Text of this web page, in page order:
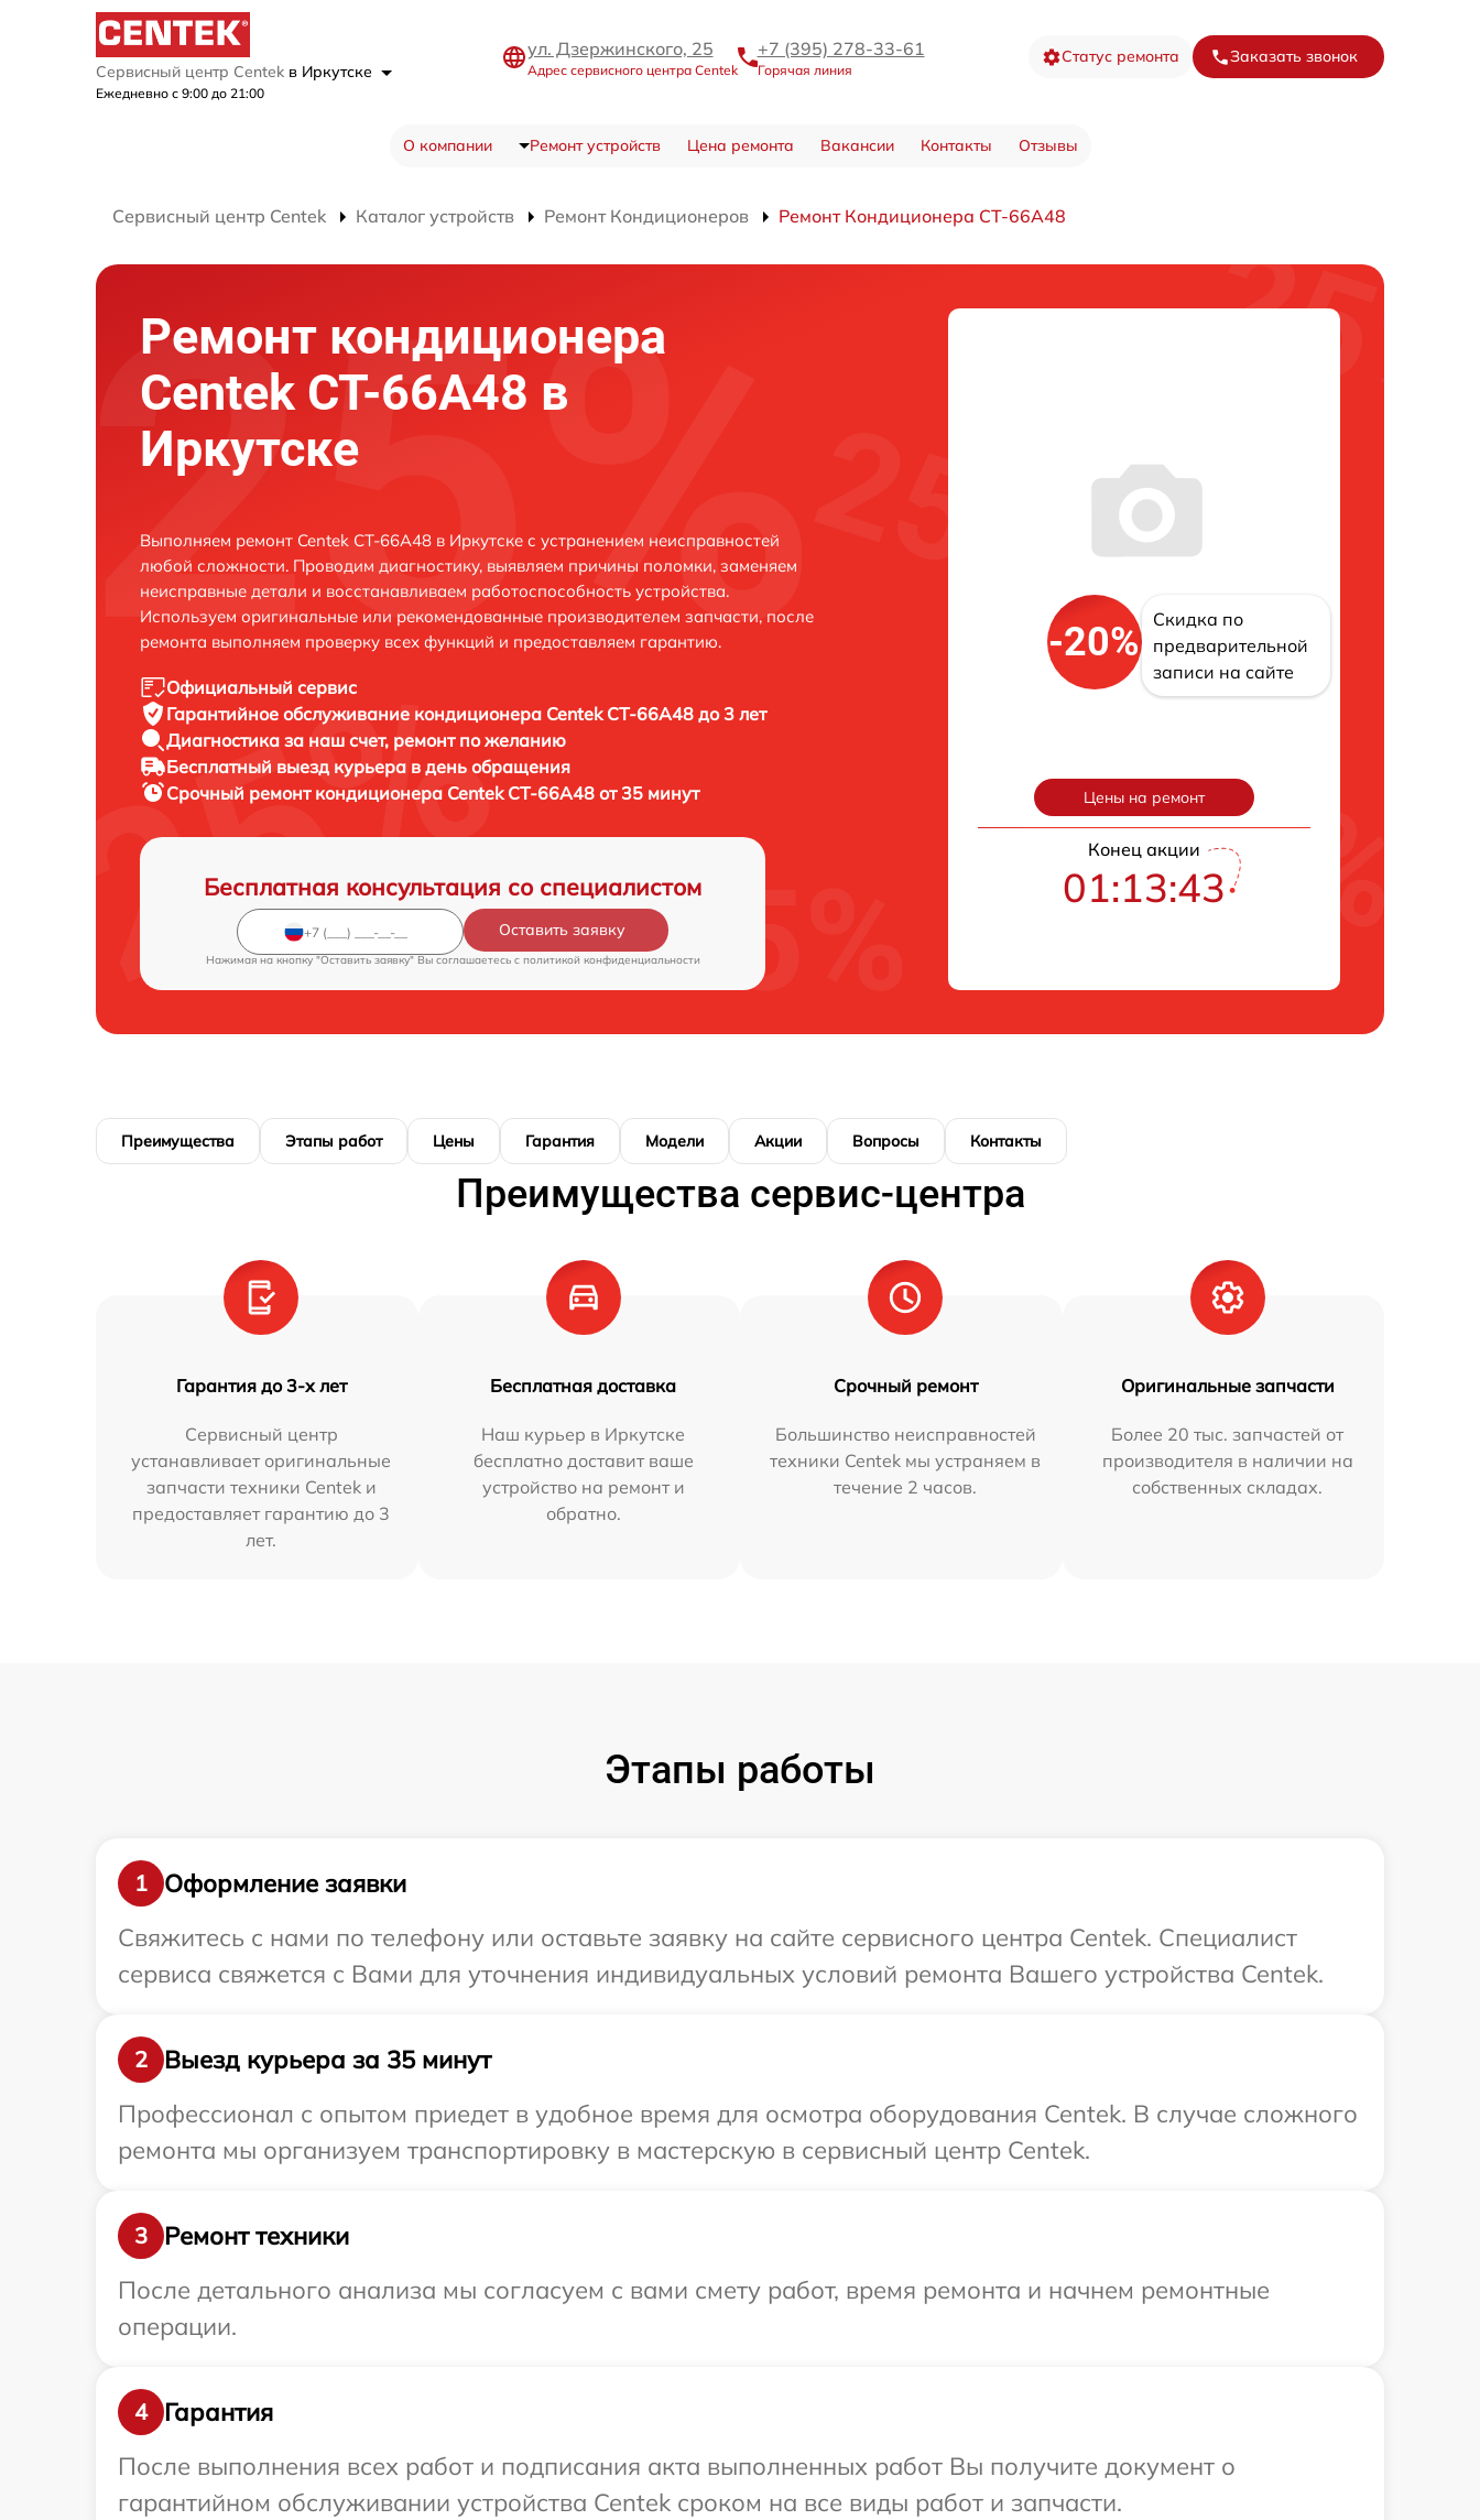
Сервисный центр Centek в Иркутске
Ежедневно с 9:00 до 21:00
ул. Дзержинского, 25
Адрес сервисного центра Centek
+7 (395) 278-33-61
Горячая линия
Статус ремонта Заказать звонок
О компании Ремонт устройств Цена ремонта Вакансии Контакты Отзывы
Сервисный центр Centek Каталог устройств Ремонт Кондиционеров Ремонт Кондиционера CT-66A48
Ремонт кондиционера
Centek CT-66A48 в
Иркутске
Выполняем ремонт Centek CT-66A48 в Иркутске с устранением неисправностей
любой сложности. Проводим диагностику, выявляем причины поломки, заменяем
неисправные детали и восстанавливаем работоспособность устройства.
Используем оригинальные или рекомендованные производителем запчасти, после
ремонта выполняем проверку всех функций и предоставляем гарантию.
Официальный сервис
Гарантийное обслуживание кондиционера Centek CT-66A48 до 3 лет
Диагностика за наш счет, ремонт по желанию
Бесплатный выезд курьера в день обращения
Срочный ремонт кондиционера Centek CT-66A48 от 35 минут
Бесплатная консультация со специалистом
Оставить заявку
Нажимая на кнопку "Оставить заявку" Вы соглашаетесь c политикой конфиденциальности
-20%
Скидка по
предварительной
записи на сайте
Цены на ремонт
Конец акции
01:13:42
Преимущества Этапы работ Цены Гарантия Модели Акции Вопросы Контакты
Преимущества сервис-центра
Гарантия до 3-х лет
Сервисный центр
устанавливает оригинальные
запчасти техники Centek и
предоставляет гарантию до 3
лет.
Бесплатная доставка
Наш курьер в Иркутске
бесплатно доставит ваше
устройство на ремонт и
обратно.
Срочный ремонт
Большинство неисправностей
техники Centek мы устраняем в
течение 2 часов.
Оригинальные запчасти
Более 20 тыс. запчастей от
производителя в наличии на
собственных складах.
Этапы работы
1
Оформление заявки
Свяжитесь с нами по телефону или оставьте заявку на сайте сервисного центра Centek. Специалист
сервиса свяжется с Вами для уточнения индивидуальных условий ремонта Вашего устройства Centek.
2
Выезд курьера за 35 минут
Профессионал с опытом приедет в удобное время для осмотра оборудования Centek. В случае сложного
ремонта мы организуем транспортировку в мастерскую в сервисный центр Centek.
3
Ремонт техники
После детального анализа мы согласуем с вами смету работ, время ремонта и начнем ремонтные
операции.
4
Гарантия
После выполнения всех работ и подписания акта выполненных работ Вы получите документ о
гарантийном обслуживании устройства Centek сроком на все виды работ и запчасти.